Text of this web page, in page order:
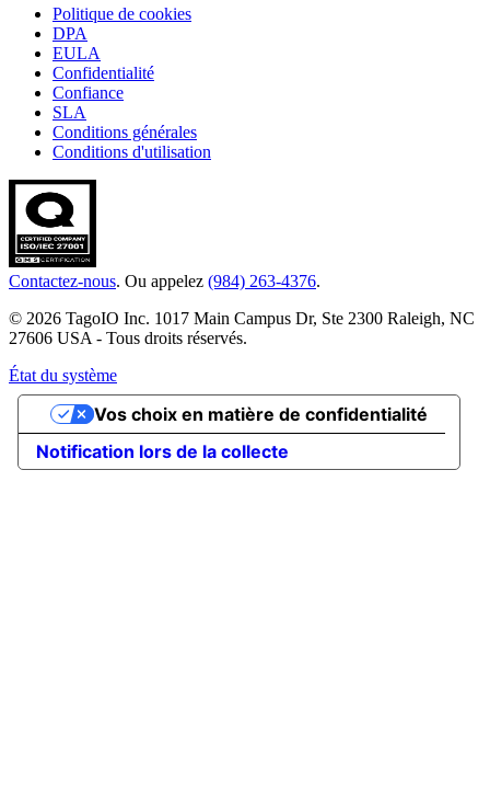
Politique de cookies
DPA
EULA
Confidentialité
Confiance
SLA
Conditions générales
Conditions d'utilisation
Contactez-nous. Ou appelez (984) 263-4376.
© 2026 TagoIO Inc. 1017 Main Campus Dr, Ste 2300 Raleigh, NC
27606 USA - Tous droits réservés.
État du système
Notification lors de la collecte
Vos choix en matière de confidentialité